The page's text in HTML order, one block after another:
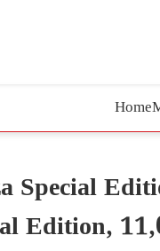
Home
Special
Edition,